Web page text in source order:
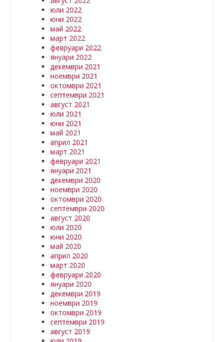
юли 2022
юни 2022
май 2022
март 2022
февруари 2022
януари 2022
декември 2021
ноември 2021
октомври 2021
септември 2021
август 2021
юли 2021
юни 2021
май 2021
април 2021
март 2021
февруари 2021
януари 2021
декември 2020
ноември 2020
октомври 2020
септември 2020
август 2020
юли 2020
юни 2020
май 2020
април 2020
март 2020
февруари 2020
януари 2020
декември 2019
ноември 2019
октомври 2019
септември 2019
август 2019